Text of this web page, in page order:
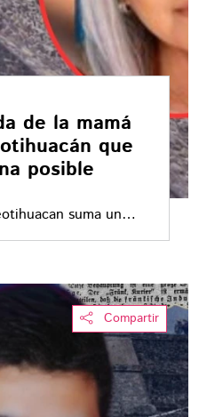
de la mamá
que
posible
suma un
la llamada que
Compartir